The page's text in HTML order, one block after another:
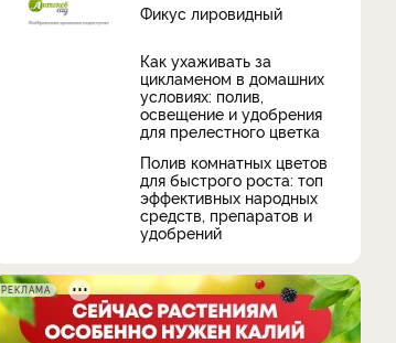
Фикус лировидный
Как ухаживать за
цикламеном в домашних
условиях: полив,
освещение и удобрения
для прелестного цветка
Полив комнатных цветов
для быстрого роста: топ
эффективных народных
средств, препаратов и
удобрений
РЕКЛАМА